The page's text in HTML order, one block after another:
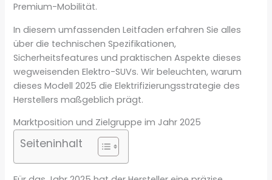
Premium-Mobilität.
In diesem umfassenden Leitfaden erfahren Sie alles
über die technischen Spezifikationen,
Sicherheitsfeatures und praktischen Aspekte dieses
wegweisenden Elektro-SUVs. Wir beleuchten, warum
dieses Modell 2025 die Elektrifizierungsstrategie des
Herstellers maßgeblich prägt.
Marktposition und Zielgruppe im Jahr 2025
Seiteninhalt